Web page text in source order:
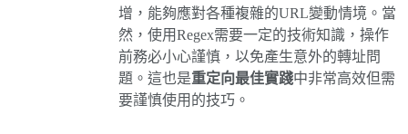
增，能夠應對各種複雜的URL變動情境。當
然，使用Regex需要一定的技術知識，操作
前務必小心謹慎，以免產生意外的轉址問
題。這也是重定向最佳實踐中非常高效但需
要謹慎使用的技巧。